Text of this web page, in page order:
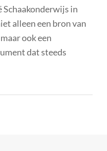
Schaakonderwijs in
alleen een bron van
ook een
dat steeds